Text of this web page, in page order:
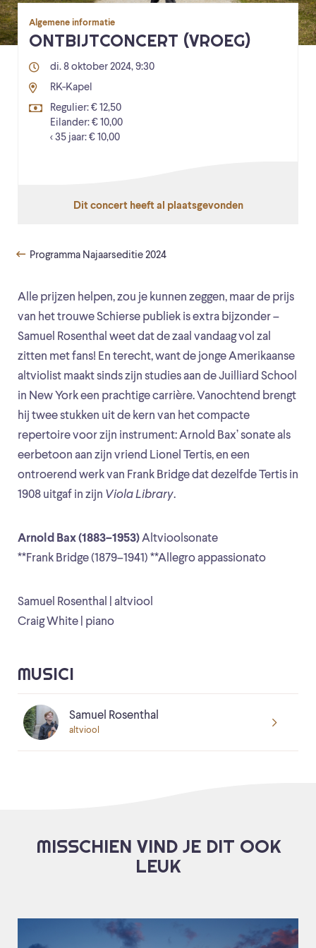
Alle prijzen helpen, zou je kunnen zeggen, maar de prijs
van het trouwe Schierse publiek is extra bijzonder –
Samuel Rosenthal weet dat de zaal vandaag vol zal
zitten met fans! En terecht, want de jonge Amerikaanse
altviolist maakt sinds zijn studies aan de Juilliard School
in New York een prachtige carrière. Vanochtend brengt
hij twee stukken uit de kern van het compacte
repertoire voor zijn instrument: Arnold Bax’ sonate als
eerbetoon aan zijn vriend Lionel Tertis, en een
ontroerend werk van Frank Bridge dat dezelfde Tertis in
1908 uitgaf in zijn Viola Library.
Arnold Bax (1883–1953)Altvioolsonate
**Frank Bridge (1879–1941) **Allegro appassionato
Samuel Rosenthal | altviool
Craig White | piano
MUSICI
Samuel Rosenthal
altviool
Algemene informatie
ONTBIJTCONCERT (VROEG)
di. 8 oktober 2024, 9:30
RK-Kapel
Regulier: € 12,50
Eilander: € 10,00
< 35 jaar: € 10,00
Dit concert heeft al plaatsgevonden
Programma Najaarseditie 2024
MISSCHIEN VIND JE DIT OOK
LEUK